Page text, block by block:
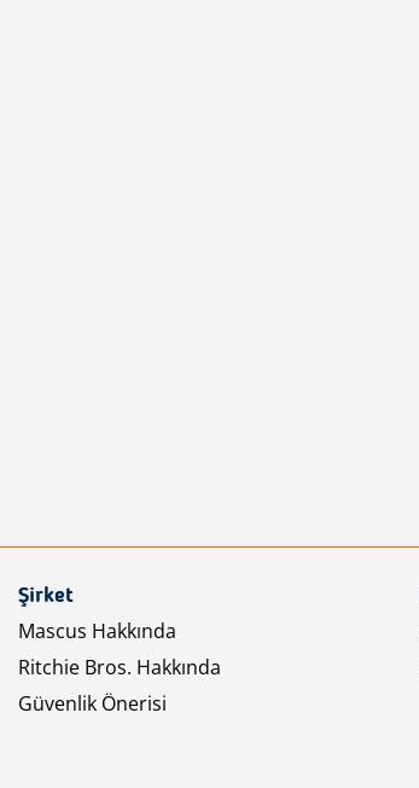
Şirket
Mascus Hakkında
Ritchie Bros. Hakkında
Güvenlik Önerisi